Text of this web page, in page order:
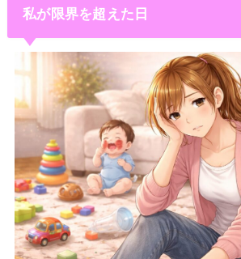
私が限界を超えた日